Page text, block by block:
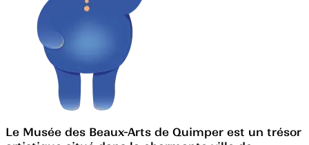
Le Musée des Beaux-Arts de Quimper est un trésor